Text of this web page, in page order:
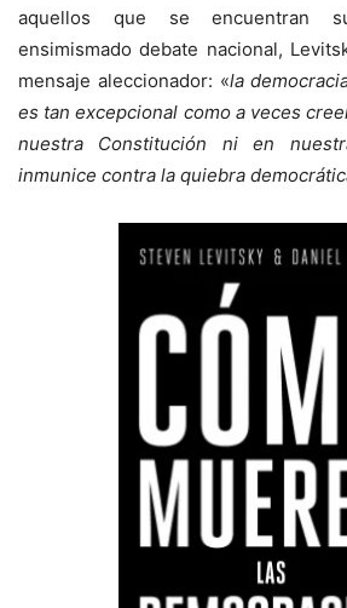
aquellos que se encuentran
ensimismado debate nacional,
mensaje aleccionador: «la
es tan excepcional como a veces
nuestra Constitución ni en
inmunice contra la quiebra